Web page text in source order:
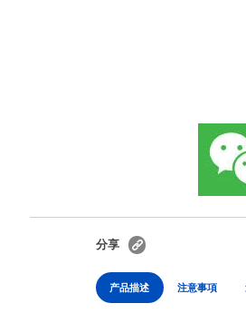
分享
产品描述 注意事項